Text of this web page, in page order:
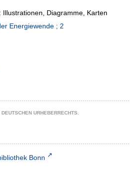
Diagramme, Karten
Energiewende ; 2
URHEBERRECHTS.
Bonn